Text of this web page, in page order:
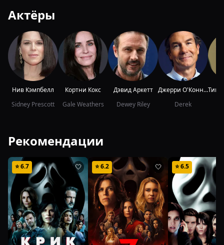
Актёры
Нив Кэмпбелл
Sidney Prescott
Кортни Кокс
Gale Weathers
Дэвид Аркетт
Dewey Riley
Джерри О'Коннелл
Derek
Рекомендации
⭐6.7 🤍 ⭐6.2 🤍 ⭐6.5